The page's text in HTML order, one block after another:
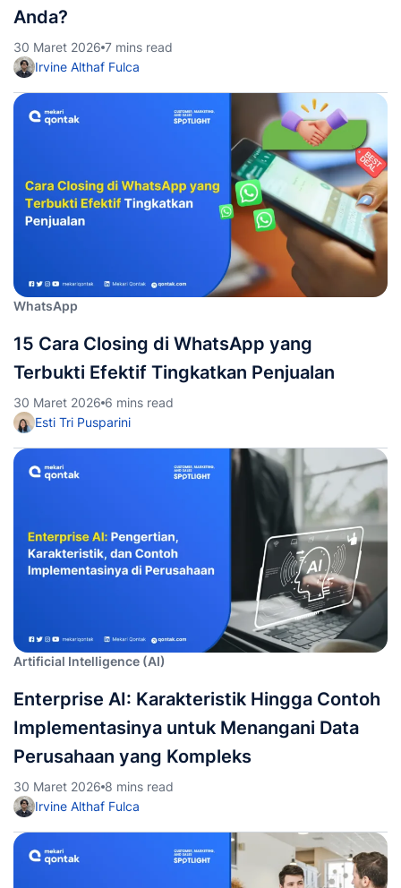
Anda?
30 Maret 2026 7 mins read
Irvine Althaf Fulca
WhatsApp
15 Cara Closing di WhatsApp yang
Terbukti Efektif Tingkatkan Penjualan
30 Maret 2026 6 mins read
Esti Tri Pusparini
Artificial Intelligence (AI)
Enterprise AI: Karakteristik Hingga Contoh
Implementasinya untuk Menangani Data
Perusahaan yang Kompleks
30 Maret 2026 8 mins read
Irvine Althaf Fulca